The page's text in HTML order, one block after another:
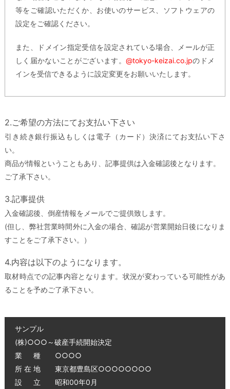
等をご確認いただくか、お使いのサービス、ソフトウェアの
設定をご確認ください。
また、ドメイン指定受信を設定されている場合、メールが正
しく届かないことがございます。@tokyo-keizai.co.jpのドメ
インを受信できるように設定変更をお願いいたします。
2.ご希望の方法にてお支払い下さい
引き続き銀行振込もしくは電子（カード）決済にてお支払い下さ
い。
商品が情報ということもあり、記事提供は入金確認後となります。
ご了承下さい。
3.記事提供
入金確認後、倒産情報をメールでご提供致します。
(但し、弊社営業時間外に入金の場合、確認が営業開始日後になりま
すことをご了承下さい。）
4.内容は以下のようになります。
取材時点での記事内容となります。状況が変わっている可能性があ
ることを予めご了承下さい。
サンプル
(株)○○○～破産手続開始決定
業 種 ○○○○
所 在 地 東京都豊島区○○○○○○○○
設 立 昭和00年0月